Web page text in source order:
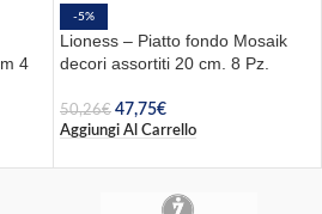
4
-5%
Lioness – Piatto fondo Mosaik
decori assortiti 20 cm. 8 Pz.
50,26€ 47,75€
Aggiungi Al Carrello